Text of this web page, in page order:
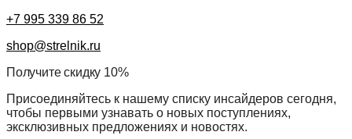
+7 995 339 86 52
shop@strelnik.ru
Получите скидку 10%
Присоединяйтесь к нашему списку инсайдеров сегодня,
чтобы первыми узнавать о новых поступлениях,
эксклюзивных предложениях и новостях.